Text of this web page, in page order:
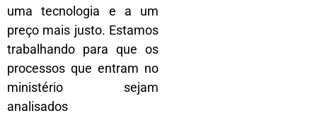
uma tecnologia e a um
preço mais justo. Estamos
trabalhando para que os
processos que entram no
ministério sejam
analisados